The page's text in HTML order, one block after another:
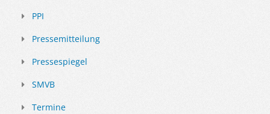
PPI
Pressemitteilung
Pressespiegel
SMVB
Termine